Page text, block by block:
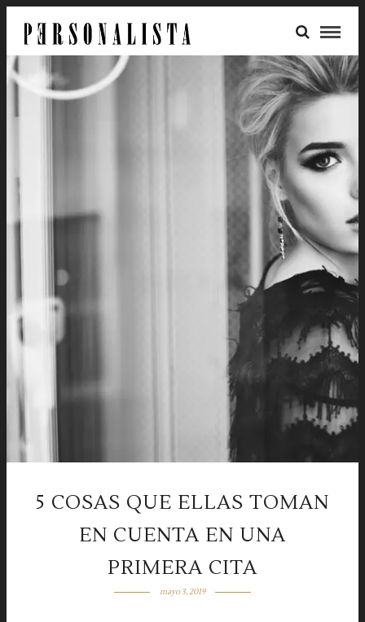
5 COSAS QUE ELLAS TOMAN
EN CUENTA EN UNA
PRIMERA CITA
mayo 3, 2019